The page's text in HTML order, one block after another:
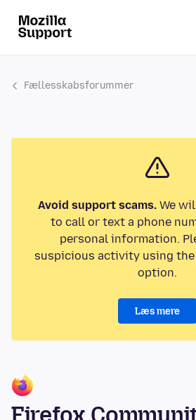
Fællesskabsforummer
Avoid support scams.We
to call or text a phone
personal information.
suspicious activity using the
option.
Læs mere